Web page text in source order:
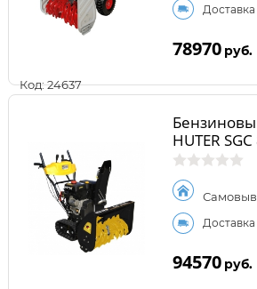
Код: 24637
78970 руб.
HUTER
94570 руб.